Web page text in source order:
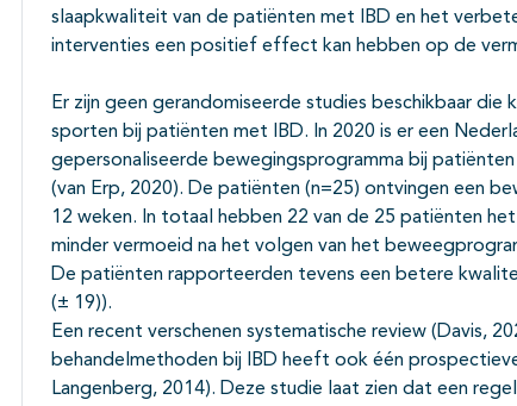
slaapkwaliteit van de patiënten met IBD en het
interventies een positief effect kan hebben op de
Er zijn geen gerandomiseerde studies beschikbaar
sporten bij patiënten met IBD. In 2020 is er een
gepersonaliseerde bewegingsprogramma bij
(van Erp, 2020). De patiënten (n=25) ontvingen een
12 weken. In totaal hebben 22 van de 25 patiënten
minder vermoeid na het volgen van het
De patiënten rapporteerden tevens een betere
(± 19)).
Een recent verschenen systematische review (Davis,
behandelmethoden bij IBD heeft ook één
Langenberg, 2014). Deze studie laat zien dat een